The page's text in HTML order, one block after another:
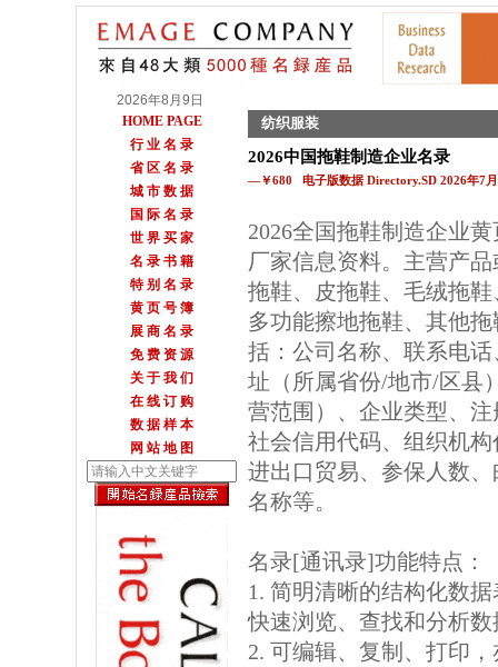
2026年8月9日
HOME PAGE
行 业 名 录
省 区 名 录
城 市 数 据
国 际 名 录
世 界 买 家
名 录 书 籍
特 别 名 录
黄 页 号 簿
展 商 名 录
免 费 资 源
关 于 我 们
在 线 订 购
数 据 样 本
网 站 地 图
纺织服装
2026中国拖鞋制造企业名录
—￥680 电子版数据 Directory.SD 2026年7
2026全国拖鞋制造企业
厂家信息资料。主营产
拖鞋、皮拖鞋、毛绒拖
多功能擦地拖鞋、其他
括：公司名称、联系电
址（所属省份/地市/区县
营范围）、企业类型、
社会信用代码、组织机
进出口贸易、参保人数
名称等。
名录[通讯录]功能特点：
1. 简明清晰的结构化数
快速浏览、查找和分析数
2. 可编辑、复制、打印